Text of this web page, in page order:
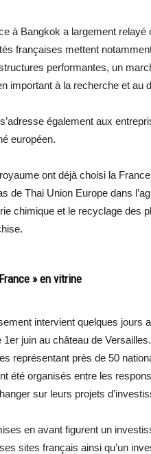
à Bangkok a largement
françaises mettent
performantes, un
important à la recherche et au
également aux
européen.
ont déjà choisi la
de Thai Union Europe dans
chimique et le recyclage des
» en vitrine
intervient quelques jours
juin au château de
représentant près de 50
été organisés entre les
sur leurs projets
en avant figurent un
sites français ainsi qu’un